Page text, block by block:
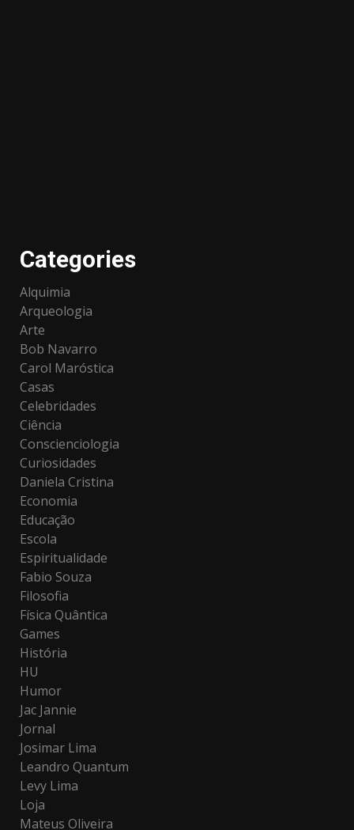
Categories
Alquimia
Arqueologia
Arte
Bob Navarro
Carol Maróstica
Casas
Celebridades
Ciência
Conscienciologia
Curiosidades
Daniela Cristina
Economia
Educação
Escola
Espiritualidade
Fabio Souza
Filosofia
Física Quântica
Games
História
HU
Humor
Jac Jannie
Jornal
Josimar Lima
Leandro Quantum
Levy Lima
Loja
Mateus Oliveira